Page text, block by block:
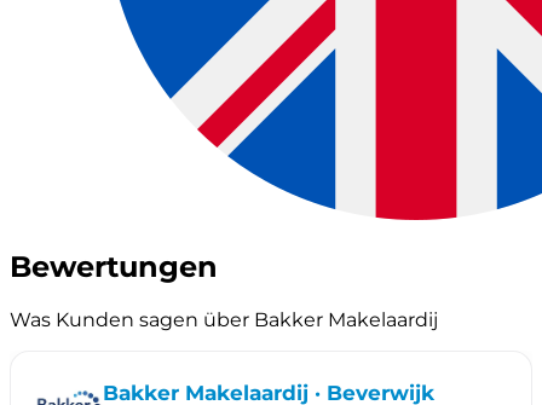
Bewertungen
Was Kunden sagen über Bakker Makelaardij